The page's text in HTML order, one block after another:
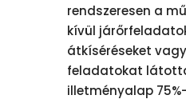
rendszeresen a
kívül
átkíséréseket
feladatokat
illetményalap